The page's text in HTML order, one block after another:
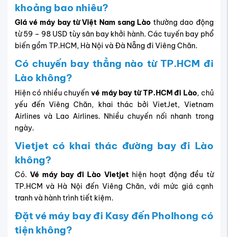
khoảng bao nhiêu?
Giá vé máy bay từ Việt Nam sang Lào thường dao động
từ 59 – 98 USD tùy sân bay khởi hành. Các tuyến bay phổ
biến gồm TP.HCM, Hà Nội và Đà Nẵng đi Viêng Chăn.
Có chuyến bay thẳng nào từ TP.HCM đi
Lào không?
Hiện có nhiều chuyếnvé máy bay từ TP.HCM đi Lào, chủ
yếu đến Viêng Chăn, khai thác bởi VietJet, Vietnam
Airlines và Lao Airlines. Nhiều chuyến nối nhanh trong
ngày.
Vietjet có khai thác đường bay đi Lào
không?
Có. Vé máy bay đi Lào Vietjethiện hoạt động đều từ
TP.HCM và Hà Nội đến Viêng Chăn, với mức giá cạnh
tranh và hành trình tiết kiệm.
Đặt vé máy bay đi Kasy đến Pholhong có
tiện không?